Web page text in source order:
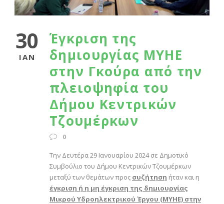
30
ΙΑΝ
Έγκριση της
δημιουργίας ΜΥΗΕ
στην Γκούρα από την
πλειοψηφία του
Δήμου Κεντρικών
Τζουμέρκων
0
Την Δευτέρα 29 Ιανουαρίου 2024 σε Δημοτικό
Συμβούλιο του Δήμου Κεντρικών Τζουμέρκων
μεταξύ των θεμάτων προς συζήτηση ήταν και η
έγκριση ή η μη έγκριση της δημιουργίας
Μικρού Υδροηλεκτρικού Έργου (ΜΥΗΕ) στην